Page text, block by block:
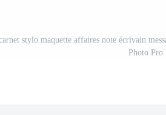
stylo maquette affaires note écrivain
Photo Pro